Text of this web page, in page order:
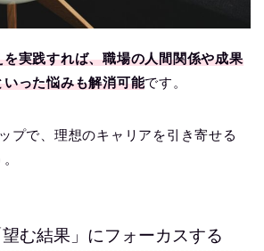
実践すれば、職場の人間関係や成果
った悩みも解消可能です。
プで、理想のキャリアを引き寄せる
む結果」にフォーカスする